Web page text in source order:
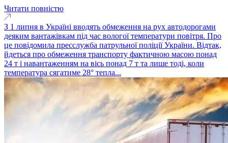
Читати повністю
З 1 липня в Україні вводять обмеження на рух автодорогами
деяким вантажівкам під час вологої температури повітря. Про
це повідомила пресслужба патрульної поліції України. Відтак,
йдеться про обмеження транспорту фактичною масою понад
24 т і навантаженням на вісь понад 7 т та лише тоді, коли
температура сягатиме 28° тепла...